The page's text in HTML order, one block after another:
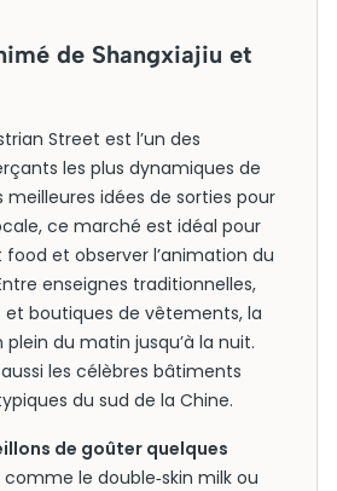
de Shangxiajiu et
Street est l’un des
les plus dynamiques de
meilleures idées de sorties pour
ce marché est idéal pour
et observer l’animation du
enseignes traditionnelles,
et boutiques de vêtements, la
du matin jusqu’à la nuit.
les célèbres bâtiments
du sud de la Chine.
de goûter quelques
comme le double‑skin milk ou